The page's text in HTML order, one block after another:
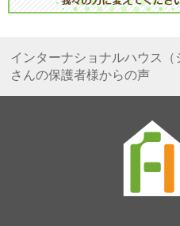
インターナショナルハウス
さんの保護者様からの声